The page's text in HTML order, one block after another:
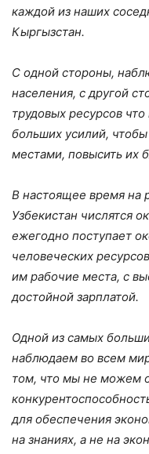
каждой из наших
Кыргызстан.
С одной стороны,
населения, с другой
трудовых ресурсов
больших усилий,
местами, повысить их
В настоящее время на
Узбекистан числятся
ежегодно поступает
человеческих
им рабочие места, с
достойной зарплатой.
Одной из самых
наблюдаем во всем
том, что мы не можем
для обеспечения
на знаниях, а не на